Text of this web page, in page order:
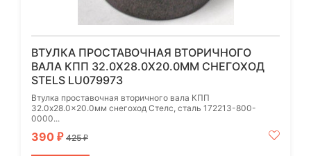
ВТУЛКА ПРОСТАВОЧНАЯ ВТОРИЧНОГО
ВАЛА КПП 32.0X28.0X20.0ММ СНЕГОХОД
STELS LU079973
Втулка проставочная вторичного вала КПП
32.0x28.0x20.0мм cнегоход Стелс, сталь 172213-800-
0000...
390 ₽ 425₽